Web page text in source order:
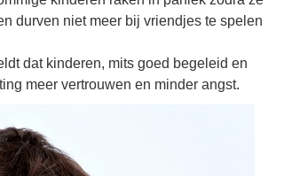
durven niet meer bij vriendjes te spelen
dat kinderen, mits goed begeleid en
meer vertrouwen en minder angst.